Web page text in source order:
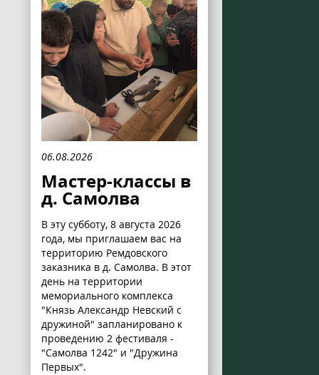
06.08.2026
Мастер-классы в
д. Самолва
В эту субботу, 8 августа 2026
года, мы приглашаем вас на
территорию Ремдовского
заказника в д. Самолва. В этот
день на территории
мемориального комплекса
"Князь Александр Невский с
дружиной" запланировано к
проведению 2 фестиваля -
"Самолва 1242" и "Дружина
Первых".